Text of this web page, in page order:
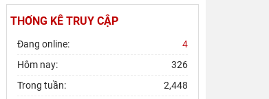
THỐNG KÊ TRUY CẬP
Đang online:
4
Hôm nay:
326
Trong tuần:
2,448